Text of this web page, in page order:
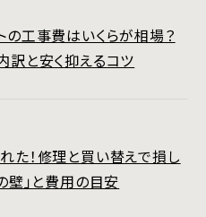
の工事費はいくらが相場？
訳と安く抑えるコツ
た！修理と買い替えで損し
壁」と費用の目安